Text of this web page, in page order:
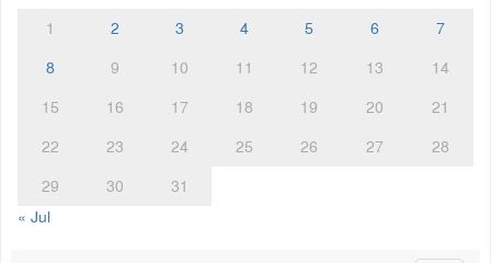
1 2 3 4 5 6
7
8
9 10 11 12 13
14
15
16 17 18 19 20
21
22
23 24 25 26 27
28
29
30
31
« Jul